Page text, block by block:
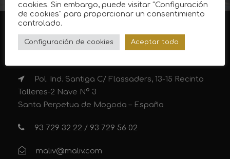
CONTACTO
Pol. Ind. Santiga C/ Flassaders, 13-15 Recinto
Talleres-2 Nave Nº 3
Santa Perpetua de Mogoda – España
93 729 32 22 / 93 729 56 02
maliv@maliv.com
cookies. Sin embargo, puede visitar "Configuración
de cookies" para proporcionar un consentimiento
controlado.
Configuración de cookies Aceptar todo